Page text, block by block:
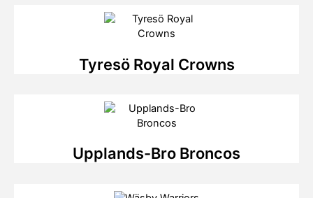
Tyresö Royal Crowns
Upplands-Bro Broncos